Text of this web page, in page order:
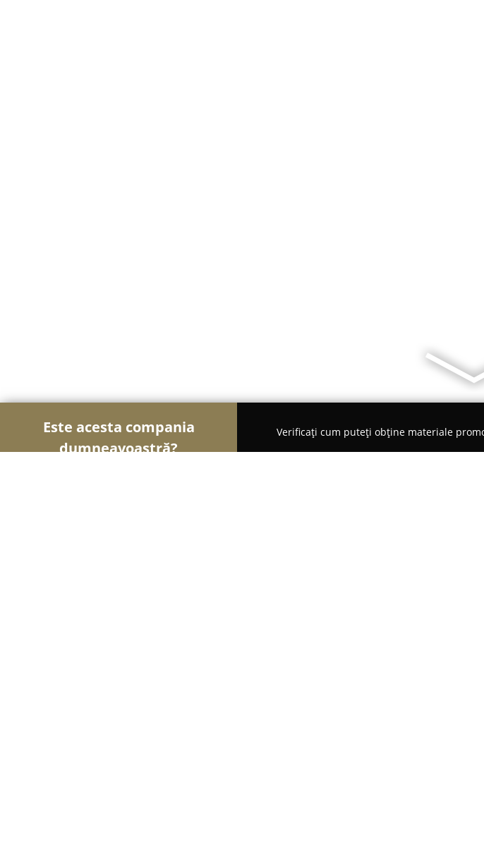
Este acesta compania
dumneavoastră?
Verificați cum puteți obține materiale